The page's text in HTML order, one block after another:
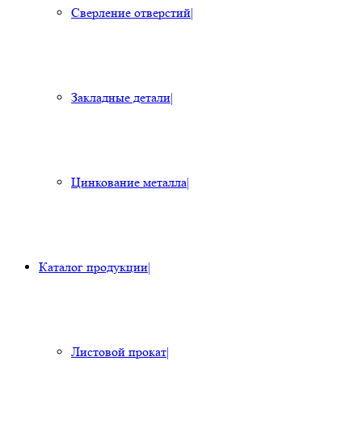
Сверление отверстий|
Закладные детали|
Цинкование металла|
Каталог продукции|
Листовой прокат|